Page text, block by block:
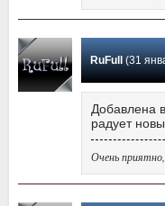
RuFull (31
Добавлена
радует
Очень